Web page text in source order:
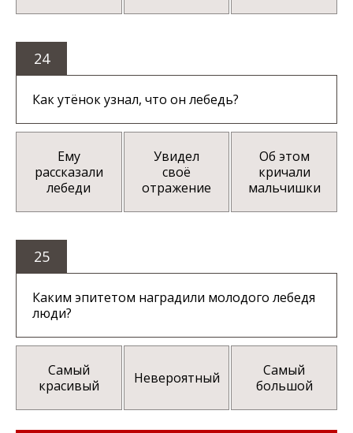
24
Как утёнок узнал, что он лебедь?
Ему
рассказали
лебеди
Увидел
своё
отражение
Об этом
кричали
мальчишки
25
Каким эпитетом наградили молодого лебедя
люди?
Самый
красивый
Невероятный
Самый
большой